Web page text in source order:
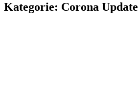
Kategorie: Corona Update